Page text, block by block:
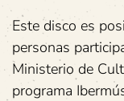
Este disco es
personas
Ministerio de
programa